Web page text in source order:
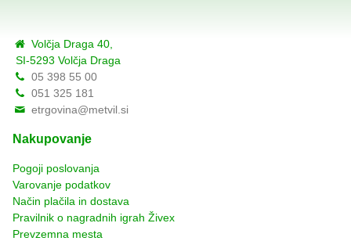
Volčja Draga 40,
SI-5293 Volčja Draga
05 398 55 00
051 325 181
etrgovina@metvil.si
Nakupovanje
Pogoji poslovanja
Varovanje podatkov
Način plačila in dostava
Pravilnik o nagradnih igrah Živex
Prevzemna mesta